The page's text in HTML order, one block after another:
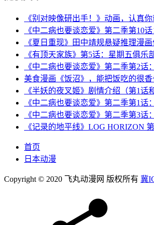
《别对映像研出手！》动画，认真
《中二病也要谈恋爱》第二季第10
《夏日重现》田中靖规悬疑推理漫
《有顶天家族》第5话：星期五俱乐
《中二病也要谈恋爱》第二季第2
美食漫画《饭沼》，能把饭吃的很
《半妖的夜叉姬》剧情介绍（第1话
《中二病也要谈恋爱》第二季第1
《中二病也要谈恋爱》第二季第3
《记录的地平线》LOG HORIZON
首页
日本动漫
Copyright © 2020 飞丸动漫网 版权所有 冀